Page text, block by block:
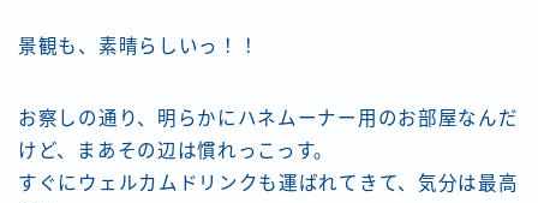
景観も、素晴らしいっ！！
お察しの通り、明らかにハネムーナー用のお部屋なんだ
けど、まあその辺は慣れっこっす。
すぐにウェルカムドリンクも運ばれてきて、気分は最高